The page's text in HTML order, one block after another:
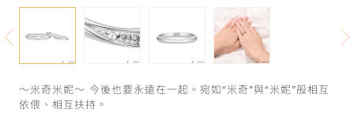
～米奇米妮～ 今後也要永遠在一起。宛如“米奇”與“米妮”般相互
依偎、相互扶持。